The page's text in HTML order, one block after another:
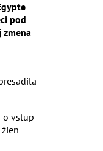
pod
zmena
o vstup